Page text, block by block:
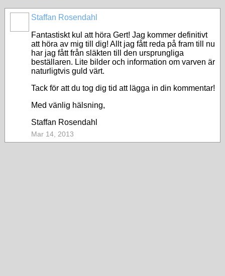
Staffan Rosendahl
Fantastiskt kul att höra Gert! Jag kommer definitivt
att höra av mig till dig! Allt jag fått reda på fram till nu
har jag fått från släkten till den ursprungliga
beställaren. Lite bilder och information om varven är
naturligtvis guld värt.
Tack för att du tog dig tid att lägga in din kommentar!
Med vänlig hälsning,
Staffan Rosendahl
Mar 14, 2013